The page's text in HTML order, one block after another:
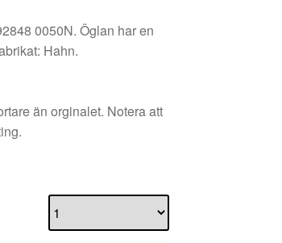
0050N. Öglan har en
Hahn.
än orginalet. Notera att